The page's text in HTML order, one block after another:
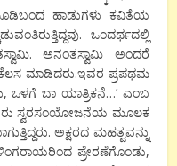
ಹಾಡುಗಳು ಕವಿತೆಯ
ಒಂದರ್ಥದಲ್ಲಿ
ಅನಂತಸ್ವಾಮಿ ಅಂದರೆ
ಕೆಲಸ ಮಾಡಿದರು.ಇವರ ಪ್ರಪಥಮ
ಒಳಗೆ ಬಾ ಯಾತ್ರಿಕನೆ…’ ಎಂಬ
ಸ್ವರಸಂಯೋಜನೆಯ ಮೂಲಕ
ಅಕ್ಷರದ ಮಹತ್ವವನ್ನು
ಪ್ರೇರಣೆಗೊಂಡು,